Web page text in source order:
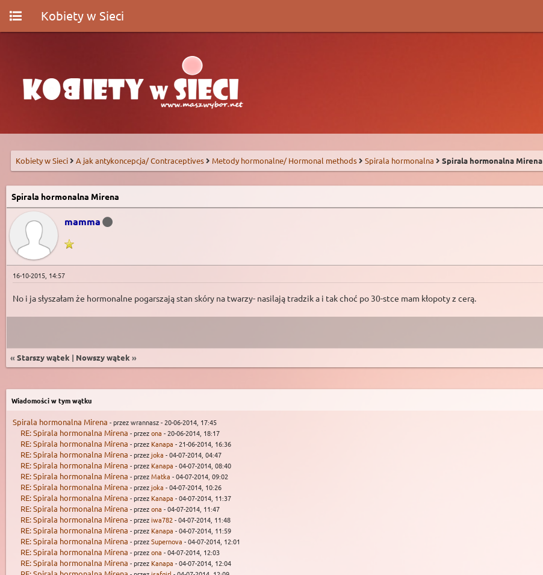
Kobiety w Sieci
Kobiety w Sieci A jak antykoncepcja/ Contraceptives Metody hormonalne/ Hormonal methods Spirala hormonalna Spirala hormonalna Mirena
Spirala hormonalna Mirena
mamma
16-10-2015, 14:57
No i ja słyszałam że hormonalne pogarszają stan skóry na twarzy- nasilają tradzik a i tak choć po 30-stce mam kłopoty z cerą.
« Starszy wątek | Nowszy wątek »
Wiadomości w tym wątku
Spirala hormonalna Mirena - przez wrannasz - 20-06-2014, 17:45
RE: Spirala hormonalna Mirena - przezona - 20-06-2014, 18:17
RE: Spirala hormonalna Mirena - przez Kanapa - 21-06-2014, 16:36
RE: Spirala hormonalna Mirena - przezjoka - 04-07-2014, 04:47
RE: Spirala hormonalna Mirena - przez Kanapa - 04-07-2014, 08:40
RE: Spirala hormonalna Mirena - przezMatka - 04-07-2014, 09:02
RE: Spirala hormonalna Mirena - przezjoka - 04-07-2014, 10:26
RE: Spirala hormonalna Mirena - przez Kanapa - 04-07-2014, 11:37
RE: Spirala hormonalna Mirena - przezona - 04-07-2014, 11:47
RE: Spirala hormonalna Mirena - przeziwa782 - 04-07-2014, 11:48
RE: Spirala hormonalna Mirena - przez Kanapa - 04-07-2014, 11:59
RE: Spirala hormonalna Mirena - przezSupernova - 04-07-2014, 12:01
RE: Spirala hormonalna Mirena - przezona - 04-07-2014, 12:03
RE: Spirala hormonalna Mirena - przez Kanapa - 04-07-2014, 12:04